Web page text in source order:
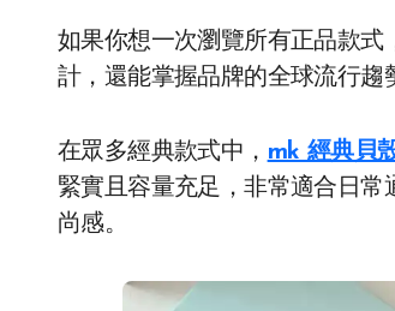
如果你想一次瀏覽所有正品款式
計，還能掌握品牌的全球流行趨
在眾多經典款式中， mk 經典貝
緊實且容量充足，非常適合日
尚感。